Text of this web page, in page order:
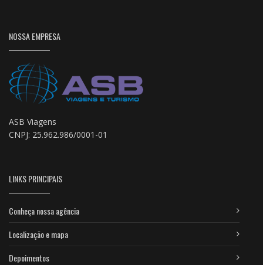
NOSSA EMPRESA
ASB Viagens
CNPJ: 25.962.986/0001-01
LINKS PRINCIPAIS
Conheça nossa agência
Localização e mapa
Depoimentos